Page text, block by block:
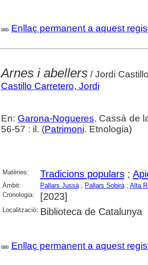
Enllaç permanent a aquest
Arnes i abellers/ Jordi
Castillo Carretero, Jordi
En: Garona-Nogueres. Cassà de
56-57 : il. (Patrimoni. Etnologia)
Matèries: Tradicions populars;
Àmbit: Pallars Jussà; Pallars Sobirà; Alta
Cronologia:
[2023]
Localització: Biblioteca de Catalunya
Enllaç permanent a aquest